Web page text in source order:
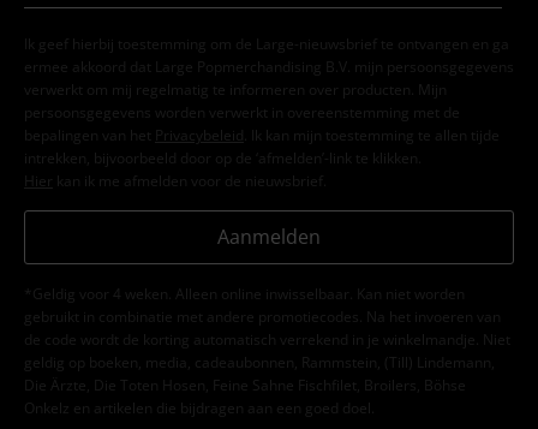
Ik geef hierbij toestemming om de Large-nieuwsbrief te ontvangen en ga
ermee akkoord dat Large Popmerchandising B.V. mijn persoonsgegevens
verwerkt om mij regelmatig te informeren over producten. Mijn
persoonsgegevens worden verwerkt in overeenstemming met de
bepalingen van het
Privacybeleid . Ik kan mijn toestemming te allen tijde
intrekken, bijvoorbeeld door op de ‘afmelden’-link te klikken.
Hier kan ik me afmelden voor de nieuwsbrief.
Aanmelden
*Geldig voor 4 weken. Alleen online inwisselbaar. Kan niet worden
gebruikt in combinatie met andere promotiecodes. Na het invoeren van
de code wordt de korting automatisch verrekend in je winkelmandje. Niet
geldig op boeken, media, cadeaubonnen, Rammstein, (Till) Lindemann,
Die Ärzte, Die Toten Hosen, Feine Sahne Fischfilet, Broilers, Böhse
Onkelz en artikelen die bijdragen aan een goed doel.